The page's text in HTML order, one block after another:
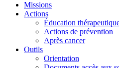
Missions
Actions
Éducation
Actions de prévention
Après cancer
Outils
Orientation